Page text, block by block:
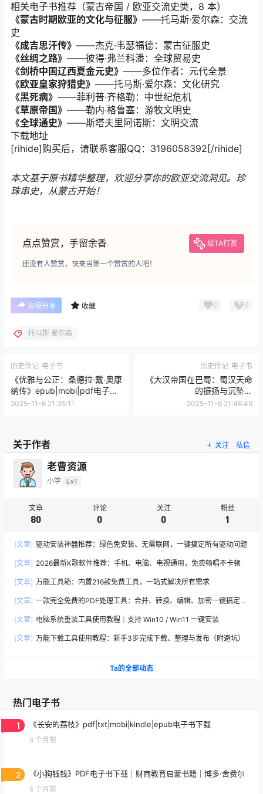
相关电子书推荐（蒙古帝国 / 欧亚交流史类，8 本）
《蒙古时期欧亚的文化与征服》 ——托马斯·爱尔森：交流
史
《成吉思汗传》 ——杰克·韦瑟福德：蒙古征服史
《丝绸之路》 ——彼得·弗兰科潘：全球贸易史
《剑桥中国辽西夏金元史》 ——多位作者：元代全景
《欧亚皇家狩猎史》 ——托马斯·爱尔森：文化研究
《黑死病》 ——菲利普·齐格勒：中世纪危机
《草原帝国》 ——勒内·格鲁塞：游牧文明史
《全球通史》 ——斯塔夫里阿诺斯：文明交流
下载地址
[rihide]购买后，请联系客服QQ：3196058392[/rihide]
本文基于原书精华整理，欢迎分享你的欧亚交流洞见。珍
珠串史，从蒙古开始！
点点赞赏，手留余香 给TA打赏
还没有人赞赏，快来当第一个赞赏的人吧！
海报分享 收藏 0 0
托马斯·爱尔森
历史传记 电子书
《优雅与公正：桑德拉·戴·奥康
纳传》epub|mobi|pdf电子书
下载
2025-11-6 21:35:11
历史传记 电子书
《大汉帝国在巴蜀：蜀汉天命
的振扬与沉坠》
epub|mobi|pdf电子书下载
2025-11-6 21:46:49
关于作者 关注 私信
老曹资源
小学 Lv1
文章
80
评论
0
关注
0
粉丝
1
[文章] 驱动安装神器推荐：绿色免安装、无需联网，一键搞定所有驱动问题
[文章] 2026最新K歌软件推荐：手机、电脑、电视通用，免费畅唱不卡顿
[文章] 万能工具箱：内置216款免费工具，一站式解决所有需求
[文章] 一款完全免费的PDF处理工具：合并、转换、编辑、加密一键搞定
[文章] 电脑系统重装工具使用教程｜支持 Win10 / Win11 一键安装
[文章] 万能下载工具使用教程：新手3步完成下载、整理与发布（附避坑）
Ta的全部动态
热门电子书
1 《长安的荔枝》pdf|txt|mobi|kindle|epub电子书下载
8 个月前
2 《小狗钱钱》PDF电子书下载｜财商教育启蒙书籍｜博多·舍费尔
6 个月前